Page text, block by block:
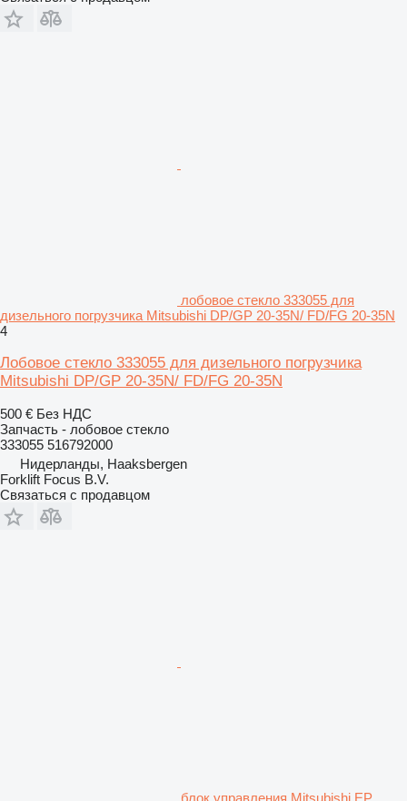
лобовое стекло 333055 для
дизельного погрузчика Mitsubishi DP/GP 20-35N/ FD/FG 20-35N
4
Лобовое стекло 333055 для дизельного погрузчика
Mitsubishi DP/GP 20-35N/ FD/FG 20-35N
500 € Без НДС
Запчасть - лобовое стекло
333055 516792000
Нидерланды, Haaksbergen
Forklift Focus B.V.
Связаться с продавцом
блок управления Mitsubishi EP